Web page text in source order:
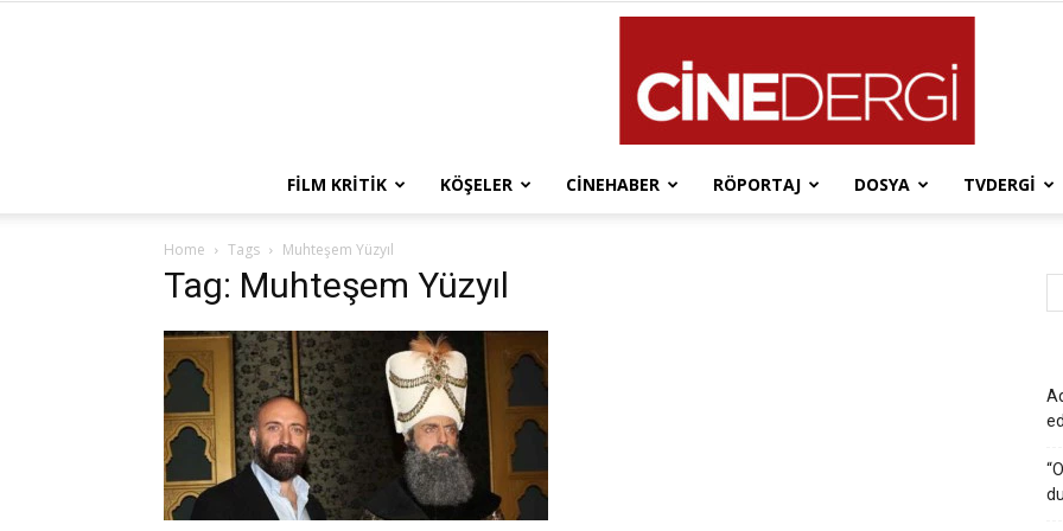
FILM KRITIK KÖŞELER CINEHABER RÖPORTAJ DOSYA TVDERGI
Home Tags Muhteşem Yüzyıl
Tag: Muhteşem Yüzyıl